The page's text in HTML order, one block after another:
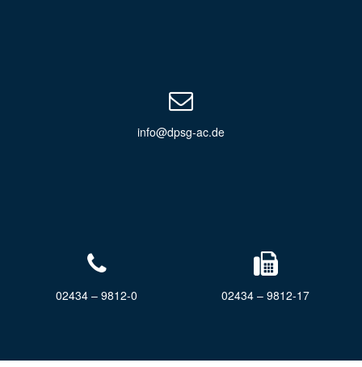
info@dpsg-ac.de
02434 – 9812-0 02434 – 9812-17